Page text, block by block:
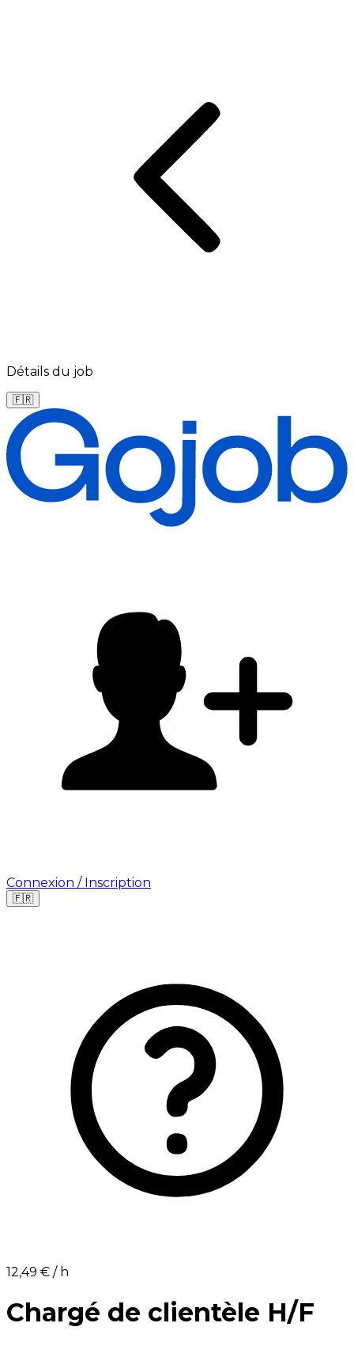
Détails du job
🇫🇷
Connexion / Inscription
🇫🇷
12,49 €⁩ / h
Chargé de clientèle H/F